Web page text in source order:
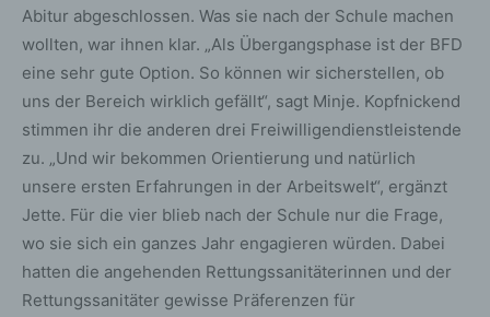
Abitur abgeschlossen. Was sie nach der Schule machen
wollten, war ihnen klar. „Als Übergangsphase ist der BFD
eine sehr gute Option. So können wir sicherstellen, ob
uns der Bereich wirklich gefällt“, sagt Minje. Kopfnickend
stimmen ihr die anderen drei Freiwilligendienstleistende
zu. „Und wir bekommen Orientierung und natürlich
unsere ersten Erfahrungen in der Arbeitswelt“, ergänzt
Jette. Für die vier blieb nach der Schule nur die Frage,
wo sie sich ein ganzes Jahr engagieren würden. Dabei
hatten die angehenden Rettungssanitäterinnen und der
Rettungssanitäter gewisse Präferenzen für